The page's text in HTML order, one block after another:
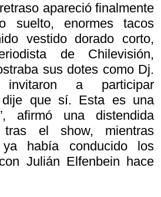
apareció finalmente
suelto, enormes tacos
vestido dorado corto,
de Chilevisión,
sus dotes como Dj.
a participar
dije que sí. Esta es una
afirmó una distendida
tras el show, mientras
había conducido los
Julián Elfenbein hace